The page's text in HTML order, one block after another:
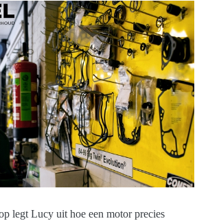
legt Lucy uit hoe een motor precies